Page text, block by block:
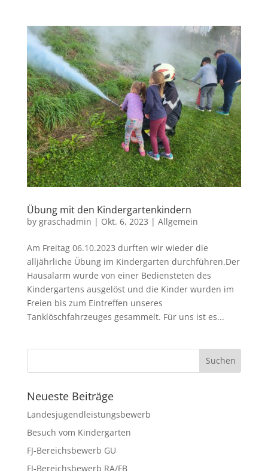
Übung mit den Kindergartenkindern
by graschadmin | Okt. 6, 2023 | Allgemein
Am Freitag 06.10.2023 durften wir wieder die
alljährliche Übung im Kindergarten durchführen.Der
Hausalarm wurde von einer Bediensteten des
Kindergartens ausgelöst und die Kinder wurden im
Freien bis zum Eintreffen unseres
Tanklöschfahrzeuges gesammelt. Für uns ist es...
Neueste Beiträge
Landesjugendleistungsbewerb
Besuch vom Kindergarten
FJ-Bereichsbewerb GU
FJ-Bereichsbewerb RA/FB